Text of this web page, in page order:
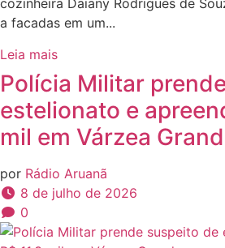
cozinheira Daiany Rodrigues de
a facadas em um...
Leia mais
Polícia Militar
estelionato e
mil em Várzea
por Rádio Aruanã
8 de julho de 2026
0